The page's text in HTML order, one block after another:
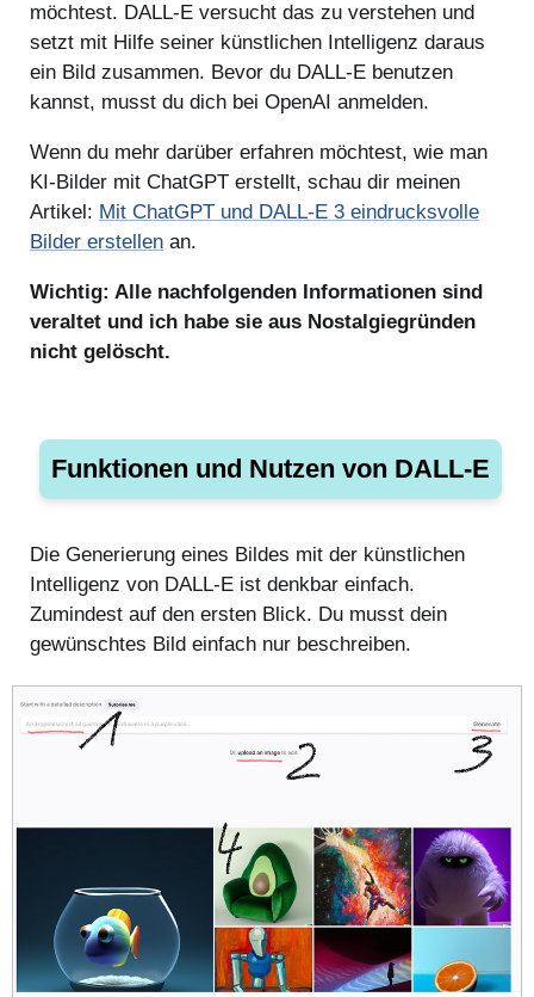
möchtest. DALL-E versucht das zu verstehen und
setzt mit Hilfe seiner künstlichen Intelligenz daraus
ein Bild zusammen. Bevor du DALL-E benutzen
kannst, musst du dich bei OpenAI anmelden.
Wenn du mehr darüber erfahren möchtest, wie man
KI-Bilder mit ChatGPT erstellt, schau dir meinen
Artikel: Mit ChatGPT und DALL-E 3 eindrucksvolle
Bilder erstellen an.
Wichtig: Alle nachfolgenden Informationen sind
veraltet und ich habe sie aus Nostalgiegründen
nicht gelöscht.
Funktionen und Nutzen von DALL-E
Die Generierung eines Bildes mit der künstlichen
Intelligenz von DALL-E ist denkbar einfach.
Zumindest auf den ersten Blick. Du musst dein
gewünschtes Bild einfach nur beschreiben.